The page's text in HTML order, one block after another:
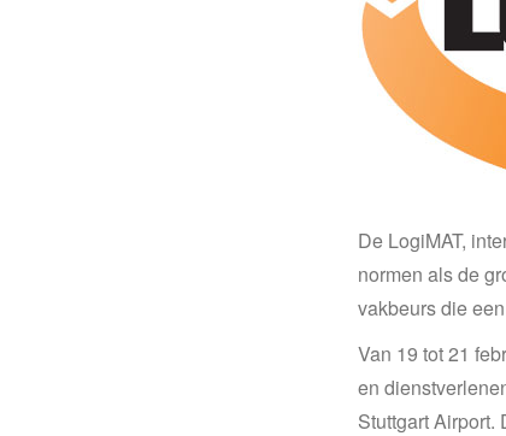
De LogiMAT,
normen als de
vakbeurs die
Van 19 tot 21
en
Stuttgart Airport.